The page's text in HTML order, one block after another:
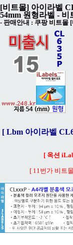
[비트몰] 아이라벨
54mm 원형라벨 - 비
- 판매안내 : 쿠팡 비트몰
[ Lbm 아이라벨
[ 옥션
[ 11번가 비트